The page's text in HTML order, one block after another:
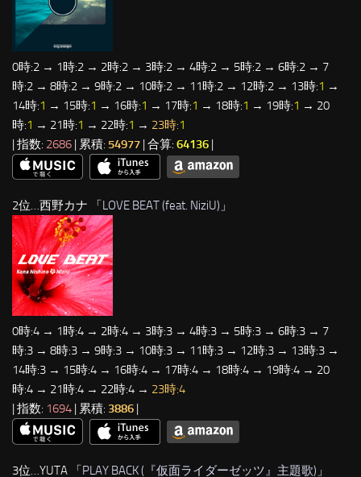
0時:2 → 1時:2 → 2時:2 → 3時:2 → 4時:2 → 5時:2 → 6時:2 → 7
時:2 → 8時:2 → 9時:2 → 10時:2 → 11時:2 → 12時:2 → 13時:1 →
14時:1 → 15時:1 → 16時:1 → 17時:1 → 18時:1 → 19時:1 → 20
時:1 → 21時:1 → 22時:1 → 23時:1
| 指数: 2686 | 累積: 54977 | 合算: 64136 |
2位…西野カナ 「 LOVE BEAT (feat. NiziU) 」
0時:4 → 1時:4 → 2時:4 → 3時:3 → 4時:3 → 5時:3 → 6時:3 → 7
時:3 → 8時:3 → 9時:3 → 10時:3 → 11時:3 → 12時:3 → 13時:3 →
14時:3 → 15時:4 → 16時:4 → 17時:4 → 18時:4 → 19時:4 → 20
時:4 → 21時:4 → 22時:4 → 23時:4
| 指数: 1694 | 累積: 3886
3位…YUTA 「PLAY BACK (『仮面ライダーゼッツ』主題歌) 」